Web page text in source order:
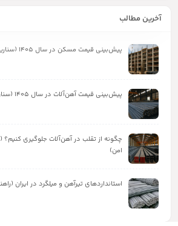
آخرین مطالب
پیش‌بینی قیمت مسکن در سال ۱۴۰۵ (سناریو های احتمالی)
پیش‌بینی قیمت آهن‌آلات در سال ۱۴۰۵ (سناریو محور)
چگونه از تقلب در آهن‌آلات جلوگیری کنیم؟
امن)
استانداردهای تیرآهن و میلگرد در ایران